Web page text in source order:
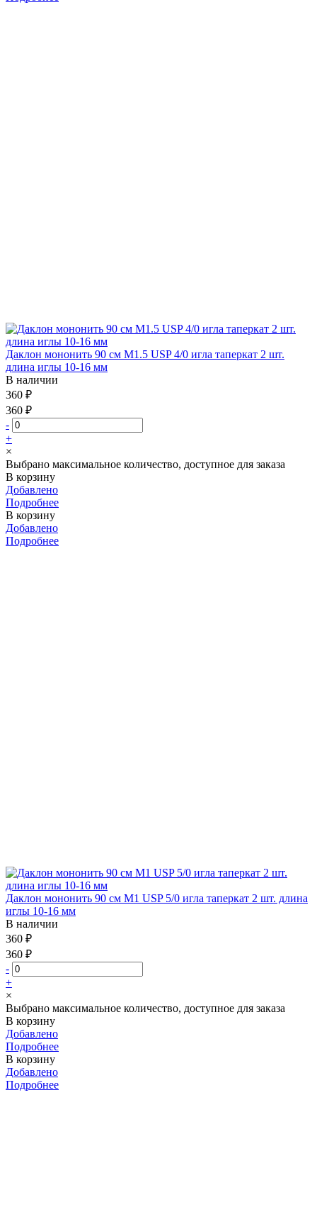
Даклон мононить 90 см М1.5 USP 4/0 игла таперкат 2 шт.
длина иглы 10-16 мм
В наличии
360 ₽
360 ₽
-
+
×
Выбрано максимальное количество, доступное для заказа
В корзину
Добавлено
Подробнее
В корзину
Добавлено
Подробнее
Даклон мононить 90 см М1 USP 5/0 игла таперкат 2 шт. длина
иглы 10-16 мм
В наличии
360 ₽
360 ₽
-
+
×
Выбрано максимальное количество, доступное для заказа
В корзину
Добавлено
Подробнее
В корзину
Добавлено
Подробнее